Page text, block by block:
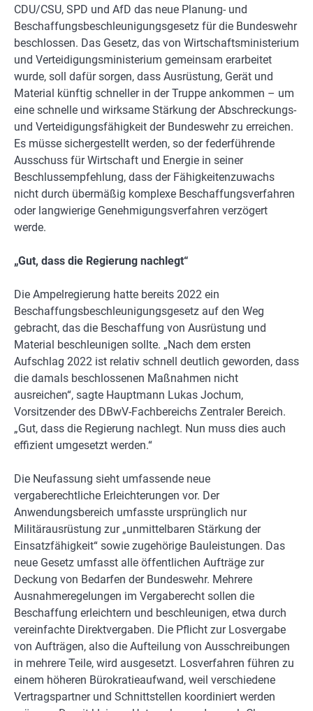
CDU/CSU, SPD und AfD das neue Planung- und
Beschaffungsbeschleunigungsgesetz für die Bundeswehr
beschlossen. Das Gesetz, das von Wirtschaftsministerium
und Verteidigungsministerium gemeinsam erarbeitet
wurde, soll dafür sorgen, dass Ausrüstung, Gerät und
Material künftig schneller in der Truppe ankommen – um
eine schnelle und wirksame Stärkung der Abschreckungs-
und Verteidigungsfähigkeit der Bundeswehr zu erreichen.
Es müsse sichergestellt werden, so der federführende
Ausschuss für Wirtschaft und Energie in seiner
Beschlussempfehlung, dass der Fähigkeitenzuwachs
nicht durch übermäßig komplexe Beschaffungsverfahren
oder langwierige Genehmigungsverfahren verzögert
werde.
„Gut, dass die Regierung nachlegt“
Die Ampelregierung hatte bereits 2022 ein
Beschaffungsbeschleunigungsgesetz auf den Weg
gebracht, das die Beschaffung von Ausrüstung und
Material beschleunigen sollte. „Nach dem ersten
Aufschlag 2022 ist relativ schnell deutlich geworden, dass
die damals beschlossenen Maßnahmen nicht
ausreichen“, sagte Hauptmann Lukas Jochum,
Vorsitzender des DBwV-Fachbereichs Zentraler Bereich.
„Gut, dass die Regierung nachlegt. Nun muss dies auch
effizient umgesetzt werden.“
Die Neufassung sieht umfassende neue
vergaberechtliche Erleichterungen vor. Der
Anwendungsbereich umfasste ursprünglich nur
Militärausrüstung zur „unmittelbaren Stärkung der
Einsatzfähigkeit“ sowie zugehörige Bauleistungen. Das
neue Gesetz umfasst alle öffentlichen Aufträge zur
Deckung von Bedarfen der Bundeswehr. Mehrere
Ausnahmeregelungen im Vergaberecht sollen die
Beschaffung erleichtern und beschleunigen, etwa durch
vereinfachte Direktvergaben. Die Pflicht zur Losvergabe
von Aufträgen, also die Aufteilung von Ausschreibungen
in mehrere Teile, wird ausgesetzt. Losverfahren führen zu
einem höheren Bürokratieaufwand, weil verschiedene
Vertragspartner und Schnittstellen koordiniert werden